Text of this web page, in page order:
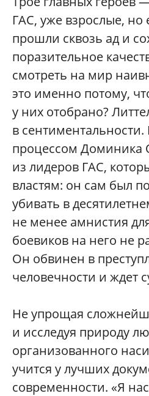
ГАС, уже взрослые,
прошли сквозь ад и
поразительное
смотреть на мир
это именно потому,
у них отобрано?
в
процессом Доминика
из лидеров ГАС,
властям: он сам был
убивать в
не менее амнистия
боевиков на него не
Он обвинен в
человечности и ждет
Не упрощая
и исследуя природу
организованного
учится у лучших
современности. «Я